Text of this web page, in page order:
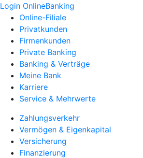
Login OnlineBanking
Online-Filiale
Privatkunden
Firmenkunden
Private Banking
Banking & Verträge
Meine Bank
Karriere
Service & Mehrwerte
Zahlungsverkehr
Vermögen & Eigenkapital
Versicherung
Finanzierung